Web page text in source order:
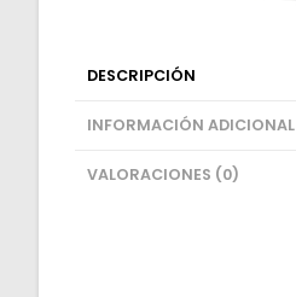
DESCRIPCIÓN
INFORMACIÓN ADICIONAL
VALORACIONES (0)